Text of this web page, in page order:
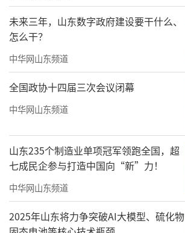
未来三年，山东数字政府建设要干什么、
怎么干？
中华网山东频道
全国政协十四届三次会议闭幕
中华网山东频道
山东235个制造业单项冠军领跑全国，超
七成民企参与打造中国向“新”力！
中华网山东频道
2025年山东将力争突破AI大模型、硫化物